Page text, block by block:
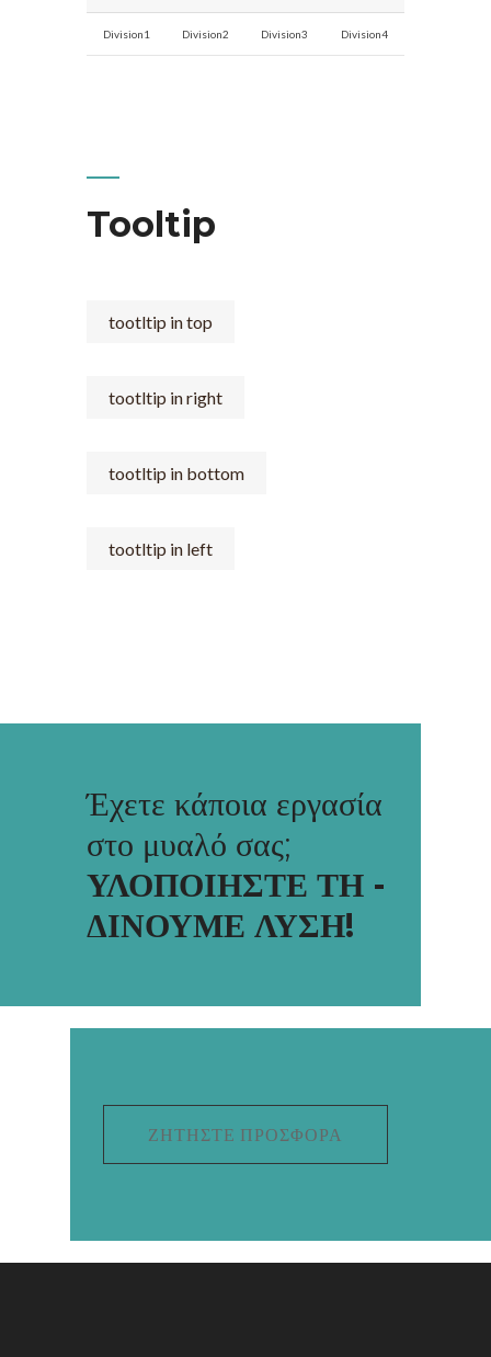
Division1 Division2 Division3 Division4
Tooltip
tootltip in top
tootltip in right
tootltip in bottom
tootltip in left
Έχετε κάποια εργασία
στο μυαλό σας;
ΥΛΟΠΟΙΗΣΤΕ ΤΗ -
ΔΙΝΟΥΜΕ ΛΥΣΗ!
ΖΗΤΉΣΤΕ ΠΡΟΣΦΟΡΆ